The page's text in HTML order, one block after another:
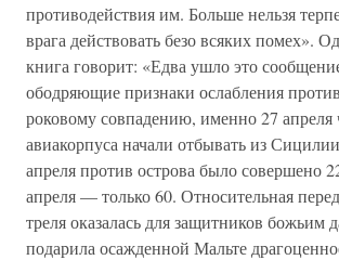
противодействия им. Больше нельзя
врага действовать безо всяких помех».
книга говорит: «Едва ушло это
ободряющие признаки ослабления
роковому совпадению, именно 27 апреля
авиакорпуса начали отбывать из
апреля против острова было совершено
апреля — только 60. Относительная
треля оказалась для защитников божьим
подарила осажденной Мальте